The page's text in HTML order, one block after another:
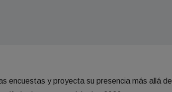
encuestas y proyecta su presencia más allá de